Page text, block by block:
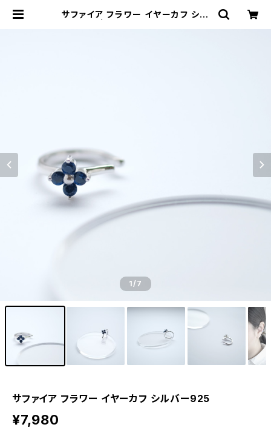
サファイア フラワー イヤーカフ シル
1/7
サファイア フラワー イヤーカフ シルバー925
¥7,980